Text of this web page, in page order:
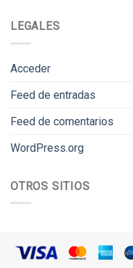
LEGALES
Acceder
Feed de entradas
Feed de comentarios
WordPress.org
OTROS SITIOS